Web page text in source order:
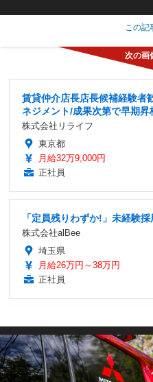
この記
賃貸仲介店長店長候補経験者
ネジメント/成果次第で早期昇
株式会社リライフ
東京都
月給32万9,000円
正社員
「定員残りわずか!」未経験
株式会社alBee
埼玉県
月給26万円～38万円
正社員